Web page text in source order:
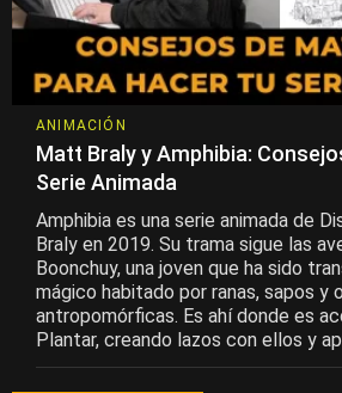
ANIMACIÓN
Matt Braly y Amphibia:
Serie Animada
Amphibia es una serie animada de
Braly en 2019. Su trama sigue las
Boonchuy, una joven que ha sido
mágico habitado por ranas, sapos y
antropomórficas. Es ahí donde es
Plantar, creando lazos con ellos y